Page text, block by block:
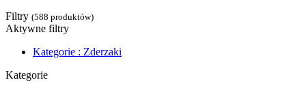
Filtry (588 produktów)
Aktywne filtry
Kategorie : Zderzaki
Kategorie